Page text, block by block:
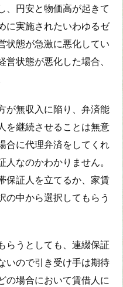
円安と物価高が起きて
に実施されたいわゆるゼ
状態が急激に悪化してい
状態が悪化した場合、
が無収入に陥り、弁済能
を継続させることは無意
合に代理弁済をしてくれ
なのかわかりません。
保証人を立てるか、家賃
の中から選択してもらう
らうとしても、連綴保証
いので引き受け手は期待
の場合において賃借人に